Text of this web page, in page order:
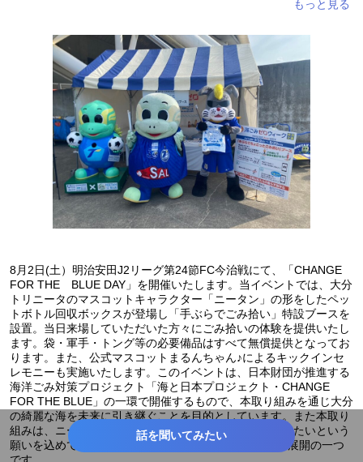
8月2日(土）明治安田J2リーグ第24節FC今治戦にて、「CHANGE
FOR THE BLUE DAY」を開催いたします。当イベントでは、大分
トリニータのマスコットキャラクター「ニータン」の形をしたペッ
トボトル回収ボックスが登場し「手ぶらでごみ拾い」特設ブースを
設置。当日来場していただいた方々にごみ拾いの体験を提供いたし
ます。袋・軍手・トング等の必要備品はすべて無償提供となってお
ります。また、公式マスコットまるんちゃん♪によるキックインセ
レモニーも実施いたします。このイベントは、日本財団が推進する
海洋ごみ対策プロジェクト「海と日本プロジェクト・CHANGE
FOR THE BLUE」の一環で開催するもので、本取り組みを通じ大分
の綺麗な海を未来に引き継ぐことを目的としています。また本取り
組みは、ニータンと一緒に大分の綺麗な海をずっと守りたいという
願いを込めて実施する「NEETAN FOR THE BLUE」の展開の一つ
話を聞いてみたい